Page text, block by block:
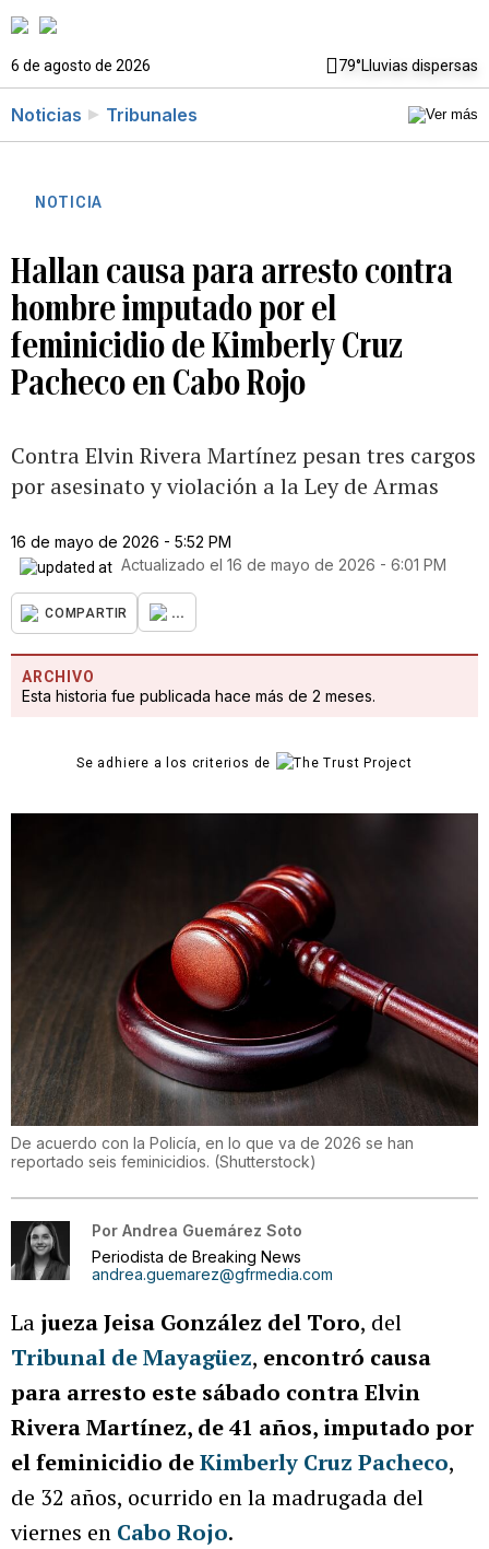
6 de agosto de 2026 79°Lluvias dispersas
Noticias Tribunales
NOTICIA
Hallan causa para arresto contra
hombre imputado por el
feminicidio de Kimberly Cruz
Pacheco en Cabo Rojo
Contra Elvin Rivera Martínez pesan tres cargos
por asesinato y violación a la Ley de Armas
16 de mayo de 2026 - 5:52 PM
Actualizado el 16 de mayo de 2026 - 6:01 PM
COMPARTIR ...
ARCHIVO
Esta historia fue publicada hace más de 2 meses.
Se adhiere a los criterios de
De acuerdo con la Policía, en lo que va de 2026 se han
reportado seis feminicidios. (Shutterstock)
Por Andrea Guemárez Soto
Periodista de Breaking News
andrea.guemarez@gfrmedia.com
La jueza Jeisa González del Toro, del
Tribunal de Mayagüez, encontró causa
para arresto este sábado contra Elvin
Rivera Martínez, de 41 años, imputado por
el feminicidio deKimberly Cruz Pacheco,
de 32 años, ocurrido en la madrugada del
viernes en Cabo Rojo.